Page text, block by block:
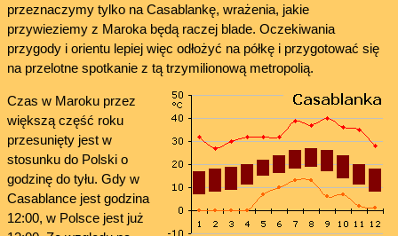
przeznaczymy tylko na Casablankę, wrażenia, jakie
przywieziemy z Maroka będą raczej blade. Oczekiwania
przygody i orientu lepiej więc odłożyć na półkę i przygotować się
na przelotne spotkanie z tą trzymilionową metropolią.
Czas w Maroku przez
większą część roku
przesunięty jest w
stosunku do Polski o
godzinę do tyłu. Gdy w
Casablance jest godzina
12:00, w Polsce jest już